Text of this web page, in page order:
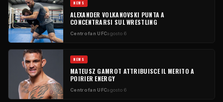
NEWS
ALEXANDER VOLKANOVSKI PUNTA A
CONCENTRARSI SUL WRESTLING
Centro fan UFCagosto 6
NEWS
MATEUSZ GAMROT ATTRIBUISCE IL MERITO A
POIRIER ENERGY
Centro fan UFCagosto 6